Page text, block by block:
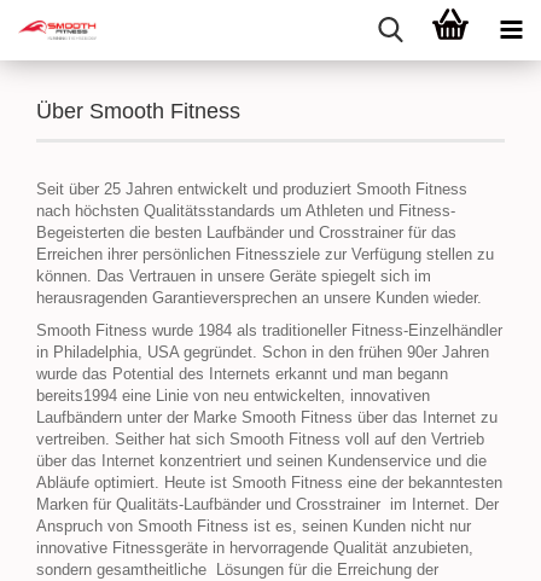
​Über Smooth Fitness
Seit über 25 Jahren entwickelt und produziert Smooth Fitness
nach höchsten Qualitätsstandards um Athleten und Fitness-
Begeisterten die besten Laufbänder und Crosstrainer für das
Erreichen ihrer persönlichen Fitnessziele zur Verfügung stellen zu
können. Das Vertrauen in unsere Geräte spiegelt sich im
herausragenden Garantieversprechen an unsere Kunden wieder.
Smooth Fitness wurde 1984 als traditioneller Fitness-Einzelhändler
in Philadelphia, USA gegründet. Schon in den frühen 90er Jahren
wurde das Potential des Internets erkannt und man begann
bereits1994 eine Linie von neu entwickelten, innovativen
Laufbändern unter der Marke Smooth Fitness über das Internet zu
vertreiben. Seither hat sich Smooth Fitness voll auf den Vertrieb
über das Internet konzentriert und seinen Kundenservice und die
Abläufe optimiert. Heute ist Smooth Fitness eine der bekanntesten
Marken für Qualitäts-Laufbänder und Crosstrainer im Internet. Der
Anspruch von Smooth Fitness ist es, seinen Kunden nicht nur
innovative Fitnessgeräte in hervorragende Qualität anzubieten,
sondern gesamtheitliche Lösungen für die Erreichung der